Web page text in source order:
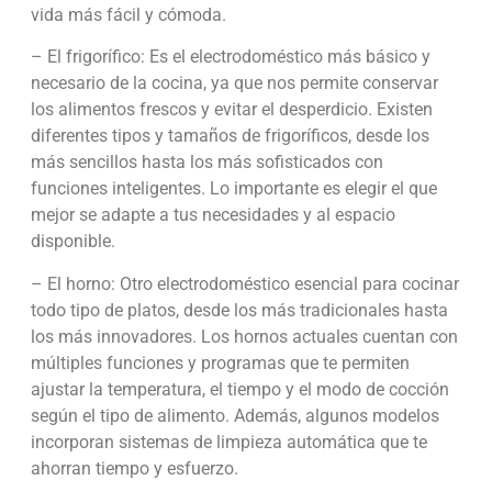
vida más fácil y cómoda.
– El frigorífico: Es el electrodoméstico más básico y
necesario de la cocina, ya que nos permite conservar
los alimentos frescos y evitar el desperdicio. Existen
diferentes tipos y tamaños de frigoríficos, desde los
más sencillos hasta los más sofisticados con
funciones inteligentes. Lo importante es elegir el que
mejor se adapte a tus necesidades y al espacio
disponible.
– El horno: Otro electrodoméstico esencial para cocinar
todo tipo de platos, desde los más tradicionales hasta
los más innovadores. Los hornos actuales cuentan con
múltiples funciones y programas que te permiten
ajustar la temperatura, el tiempo y el modo de cocción
según el tipo de alimento. Además, algunos modelos
incorporan sistemas de limpieza automática que te
ahorran tiempo y esfuerzo.